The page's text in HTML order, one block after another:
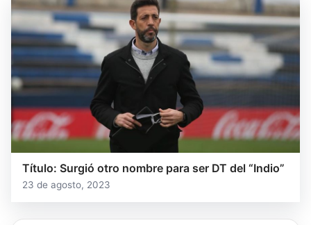
Título: Surgió otro nombre para ser DT del “Indio”
23 de agosto, 2023